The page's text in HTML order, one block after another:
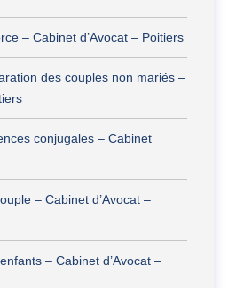
– Cabinet d’Avocat – Poitiers
des couples non mariés –
conjugales – Cabinet
– Cabinet d’Avocat –
– Cabinet d’Avocat –